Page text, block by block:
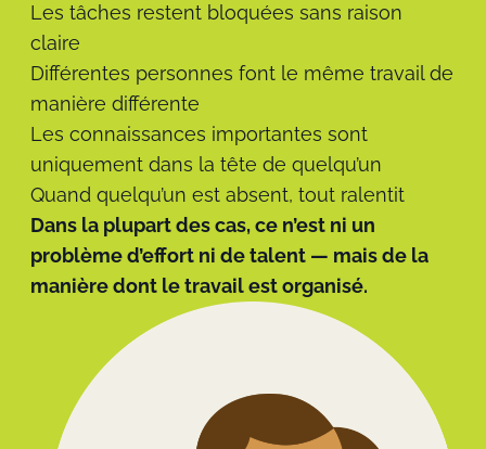
Les tâches restent bloquées sans raison
claire
Différentes personnes font le même travail de
manière différente
Les connaissances importantes sont
uniquement dans la tête de quelqu’un
Quand quelqu’un est absent, tout ralentit
Dans la plupart des cas, ce n’est ni un
problème d’effort ni de talent — mais de la
manière dont le travail est organisé.